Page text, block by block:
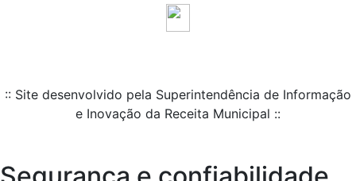
:: Site desenvolvido pela Superintendência de Informação
e Inovação da Receita Municipal ::